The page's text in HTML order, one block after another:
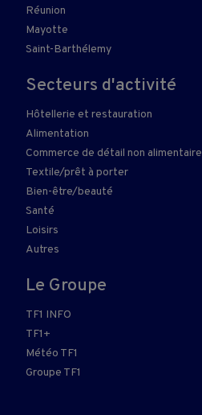
Réunion
Mayotte
Saint-Barthélemy
Secteurs d'activité
Hôtellerie et restauration
Alimentation
Commerce de détail non alimentaire
Textile/prêt à porter
Bien-être/beauté
Santé
Loisirs
Autres
Le Groupe
TF1 INFO
TF1+
Météo TF1
Groupe TF1